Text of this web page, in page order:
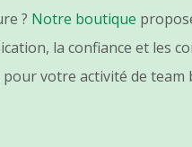
? Notre boutique
la confiance et les
votre activité de team